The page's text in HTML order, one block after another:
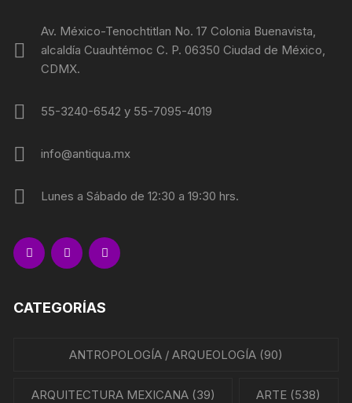
Av. México-Tenochtitlan No. 17 Colonia Buenavista,
alcaldía Cuauhtémoc C. P. 06350 Ciudad de México,
CDMX.
55-3240-6542 y 55-7095-4019
info@antiqua.mx
Lunes a Sábado de 12:30 a 19:30 hrs.
CATEGORÍAS
ANTROPOLOGÍA / ARQUEOLOGÍA(90)
ARQUITECTURA MEXICANA(39) ARTE (538)